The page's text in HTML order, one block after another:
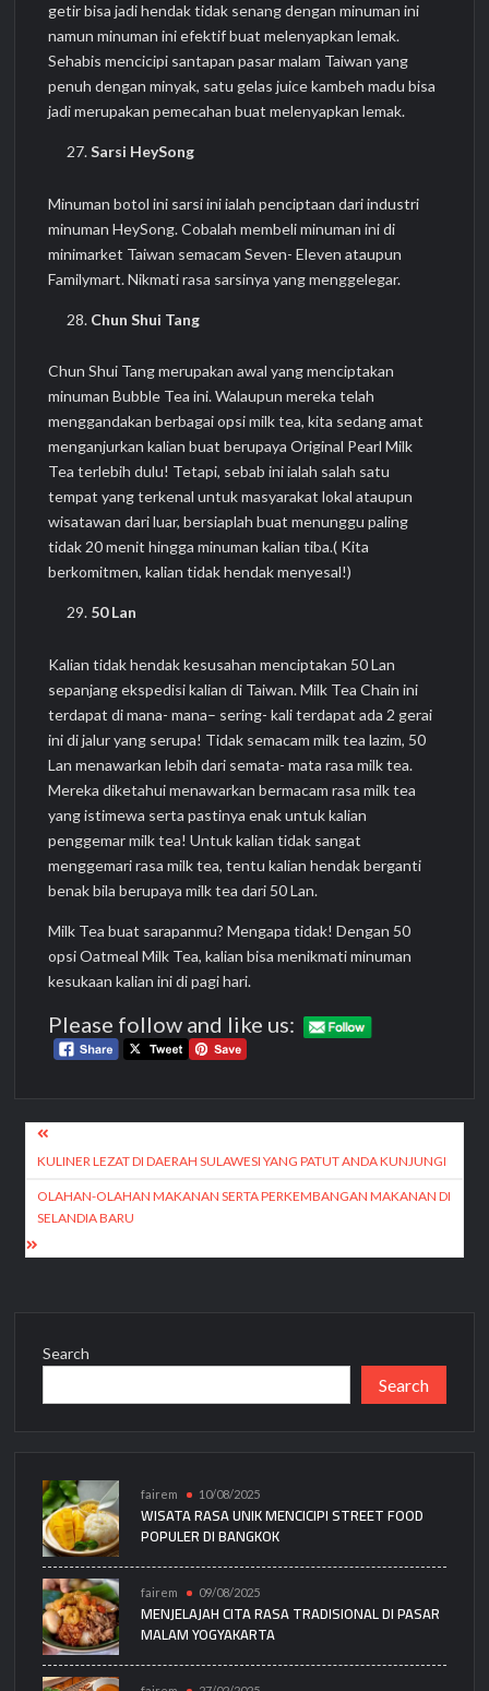
getir bisa jadi hendak tidak senang dengan minuman ini
namun minuman ini efektif buat melenyapkan lemak.
Sehabis mencicipi santapan pasar malam Taiwan yang
penuh dengan minyak, satu gelas juice kambeh madu bisa
jadi merupakan pemecahan buat melenyapkan lemak.
Sarsi HeySong
Minuman botol ini sarsi ini ialah penciptaan dari industri
minuman HeySong. Cobalah membeli minuman ini di
minimarket Taiwan semacam Seven- Eleven ataupun
Familymart. Nikmati rasa sarsinya yang menggelegar.
Chun Shui Tang
Chun Shui Tang merupakan awal yang menciptakan
minuman Bubble Tea ini. Walaupun mereka telah
menggandakan berbagai opsi milk tea, kita sedang amat
menganjurkan kalian buat berupaya Original Pearl Milk
Tea terlebih dulu! Tetapi, sebab ini ialah salah satu
tempat yang terkenal untuk masyarakat lokal ataupun
wisatawan dari luar, bersiaplah buat menunggu paling
tidak 20 menit hingga minuman kalian tiba.( Kita
berkomitmen, kalian tidak hendak menyesal!)
50 Lan
Kalian tidak hendak kesusahan menciptakan 50 Lan
sepanjang ekspedisi kalian di Taiwan. Milk Tea Chain ini
terdapat di mana- mana– sering- kali terdapat ada 2 gerai
ini di jalur yang serupa! Tidak semacam milk tea lazim, 50
Lan menawarkan lebih dari semata- mata rasa milk tea.
Mereka diketahui menawarkan bermacam rasa milk tea
yang istimewa serta pastinya enak untuk kalian
penggemar milk tea! Untuk kalian tidak sangat
menggemari rasa milk tea, tentu kalian hendak berganti
benak bila berupaya milk tea dari 50 Lan.
Milk Tea buat sarapanmu? Mengapa tidak! Dengan 50
opsi Oatmeal Milk Tea, kalian bisa menikmati minuman
kesukaan kalian ini di pagi hari.
Please follow and like us:
Post
navigation
KULINER LEZAT DI DAERAH SULAWESI YANG PATUT ANDA KUNJUNGI
OLAHAN-OLAHAN MAKANAN SERTA PERKEMBANGAN MAKANAN DI
SELANDIA BARU
Search
Search
fairem 10/08/2025
WISATA RASA UNIK MENCICIPI STREET FOOD
POPULER DI BANGKOK
fairem 09/08/2025
MENJELAJAH CITA RASA TRADISIONAL DI PASAR
MALAM YOGYAKARTA